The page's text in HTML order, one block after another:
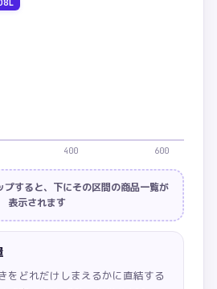
400 600
プすると、下にその区間の商品一覧が
表示されます
をどれだけしまえるかに直結する